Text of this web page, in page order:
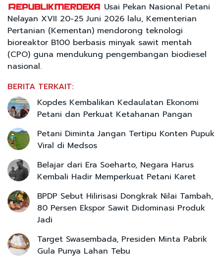
Usai Pekan Nasional Petani
Nelayan XVII 20-25 Juni 2026 lalu, Kementerian
Pertanian (Kementan) mendorong teknologi
bioreaktor B100 berbasis minyak sawit mentah
(CPO) guna mendukung pengembangan biodiesel
nasional.
BERITA TERKAIT:
Kopdes Kembalikan Kedaulatan Ekonomi
Petani dan Perkuat Ketahanan Pangan
Petani Diminta Jangan Tertipu Konten Pupuk
Viral di Medsos
Belajar dari Era Soeharto, Negara Harus
Kembali Hadir Memperkuat Petani Karet
BPDP Sebut Hilirisasi Dongkrak Nilai Tambah,
80 Persen Ekspor Sawit Didominasi Produk
Jadi
Target Swasembada, Presiden Minta Pabrik
Gula Punya Lahan Tebu